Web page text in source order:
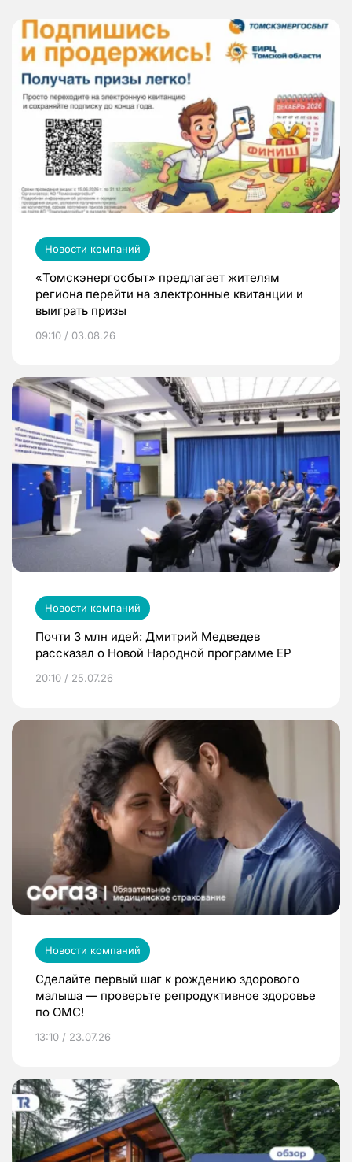
Новости компаний
«Томскэнергосбыт» предлагает жителям
региона перейти на электронные квитанции и
выиграть призы
09:10 / 03.08.26
Новости компаний
Почти 3 млн идей: Дмитрий Медведев
рассказал о Новой Народной программе ЕР
20:10 / 25.07.26
Новости компаний
Сделайте первый шаг к рождению здорового
малыша — проверьте репродуктивное здоровье
по ОМС!
13:10 / 23.07.26